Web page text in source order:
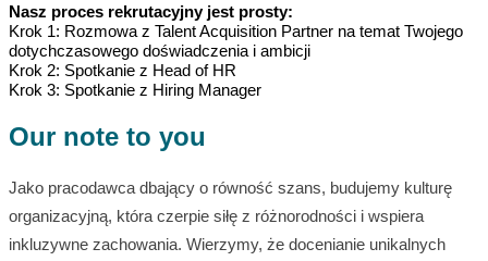
Nasz proces rekrutacyjny jest prosty:
Krok 1: Rozmowa z Talent Acquisition Partner na temat Twojego
dotychczasowego doświadczenia i ambicji
Krok 2: Spotkanie z Head of HR
Krok 3: Spotkanie z Hiring Manager
Our note to you
Jako pracodawca dbający o równość szans, budujemy kulturę
organizacyjną, która czerpie siłę z różnorodności i wspiera
inkluzywne zachowania. Wierzymy, że docenianie unikalnych